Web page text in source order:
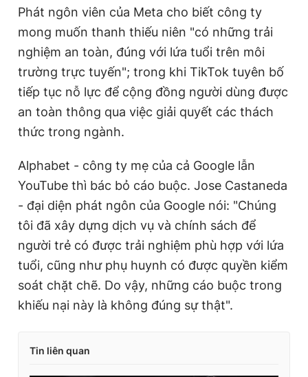
Phát ngôn viên của Meta cho biết công ty
mong muốn thanh thiếu niên "có những trải
nghiệm an toàn, đúng với lứa tuổi trên môi
trường trực tuyến"; trong khi TikTok tuyên bố
tiếp tục nỗ lực để cộng đồng người dùng được
an toàn thông qua việc giải quyết các thách
thức trong ngành.
Alphabet - công ty mẹ của cả Google lẫn
YouTube thì bác bỏ cáo buộc. Jose Castaneda
- đại diện phát ngôn của Google nói: "Chúng
tôi đã xây dựng dịch vụ và chính sách để
người trẻ có được trải nghiệm phù hợp với lứa
tuổi, cũng như phụ huynh có được quyền kiểm
soát chặt chẽ. Do vậy, những cáo buộc trong
khiếu nại này là không đúng sự thật".
Tin liên quan